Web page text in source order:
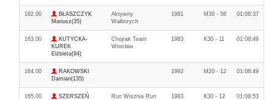
162.00
BŁASZCZYK
Mariusz(35)
Aktywny
Wałbrzych
1981 M30 - 56 01:08:37
163.00
KUTYCKA-
KUREK
Elżbieta(94)
Chojrak Team
Wrocław
1983 K30 - 11 01:08:49
164.00
RAKOWSKI
Damian(135)
1992 M20 - 12 01:08:49
165.00
SZERSZEŃ
Run Wisznia Run 1983 K30 - 12 01:08:53